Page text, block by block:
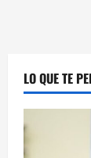
LO QUE TE